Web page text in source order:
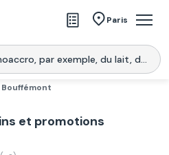
Paris
l'application
Bouffémont
et promotions